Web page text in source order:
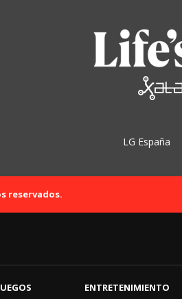
LG España
reservados.
ENTRETENIMIENTO